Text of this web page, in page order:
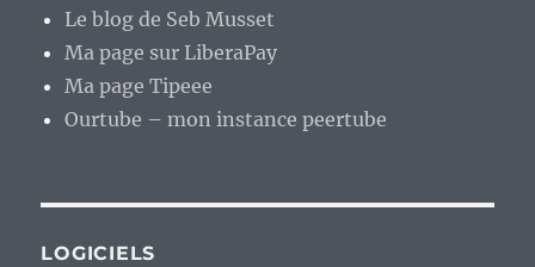
Le blog de Seb Musset
Ma page sur LiberaPay
Ma page Tipeee
Ourtube – mon instance peertube
LOGICIELS